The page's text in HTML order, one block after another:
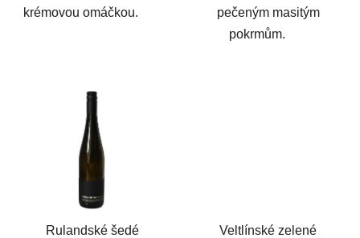
krémovou omáčkou.
pečeným masitým
pokrmům.
Rulandské šedé Veltlínské zelené